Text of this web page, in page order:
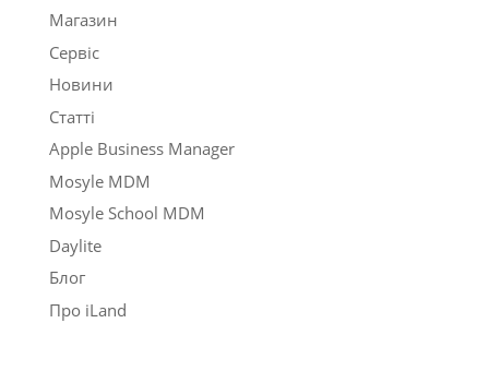
Магазин
Сервіс
Новини
Статті
Apple Business Manager
Mosyle MDM
Mosyle School MDM
Daylite
Блог
Про iLand